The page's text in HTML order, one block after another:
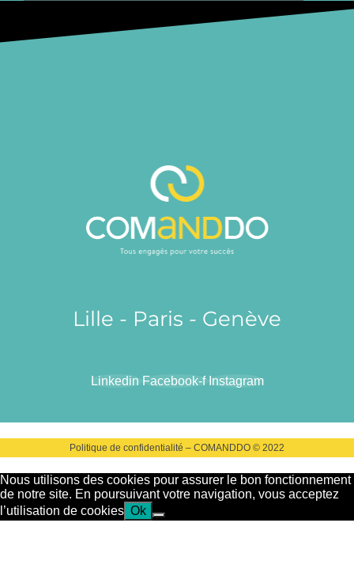
Lille - Paris - Genève
Linkedin Facebook-f Instagram
Politique de confidentialité – COMANDDO © 2022
Nous utilisons des cookies pour assurer le bon fonctionnement
de notre site. En poursuivant votre navigation, vous acceptez
l’utilisation de cookies Ok